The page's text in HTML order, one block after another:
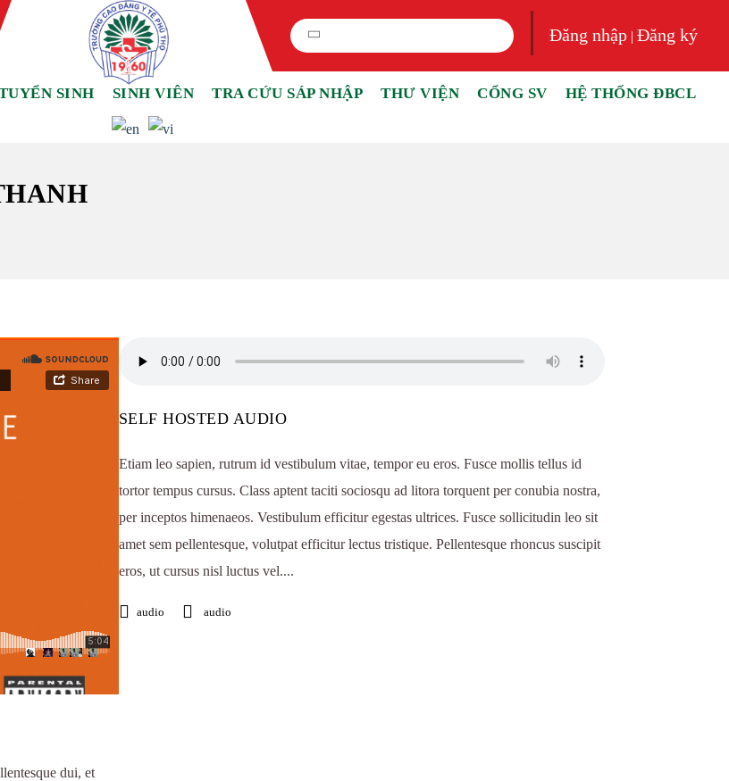
Đăng nhập |Đăng ký
SINH SINH VIÊN TRA CỨU SÁP NHẬP THƯ VIỆN CỔNG SV HỆ THỐNG ĐBCL
dui, et
SELF HOSTED AUDIO
Etiam leo sapien, rutrum id vestibulum vitae, tempor eu eros. Fusce mollis tellus id
tortor tempus cursus. Class aptent taciti sociosqu ad litora torquent per conubia nostra,
per inceptos himenaeos. Vestibulum efficitur egestas ultrices. Fusce sollicitudin leo sit
amet sem pellentesque, volutpat efficitur lectus tristique. Pellentesque rhoncus suscipit
eros, ut cursus nisl luctus vel....
audio audio